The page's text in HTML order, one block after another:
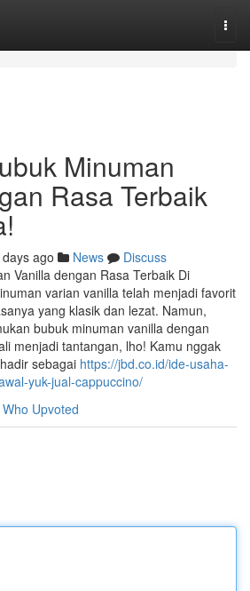
Minuman
Rasa Terbaik
ago News
Discuss
Vanilla dengan Rasa Terbaik Di
varian vanilla telah menjadi favorit
yang klasik dan lezat. Namun,
bubuk minuman vanilla dengan
menjadi tantangan, lho! Kamu nggak
sebagai https://jbd.co.id/ide-usaha-
yuk-jual-cappuccino/
Who Upvoted